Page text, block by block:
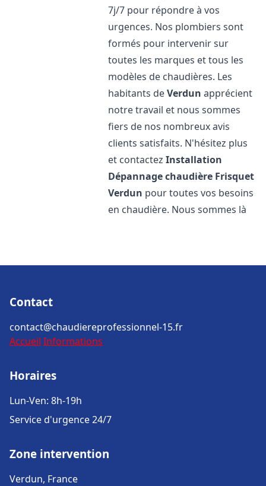
7j/7 pour répondre à vos
urgences. Nos plombiers sont
formés pour intervenir sur
toutes les marques et tous les
modèles de chaudières. Les
habitants deVerdun apprécient
notre travail et nous sommes
fiers de nos nombreux avis
clients satisfaits. N'hésitez plus
et contactezInstallation
Dépannage chaudière Frisquet
Verdun pour toutes vos besoins
en chaudière. Nous sommes là
Contact
contact@chaudiereprofessionnel-15.fr
Accueil Informations
Horaires
Lun-Ven: 8h-19h
Service d'urgence 24/7
Zone intervention
Verdun, France